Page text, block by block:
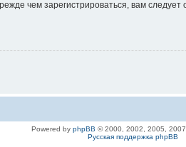
чем зарегистрироваться, вам
Powered by phpBB © 2000, 2002, 2005,
Русская поддержка phpBB